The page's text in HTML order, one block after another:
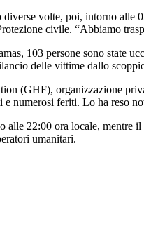
volte, poi, intorno alle
civile. “Abbiamo
103 persone sono state
delle vittime dallo
(GHF), organizzazione
numerosi feriti. Lo ha reso
alle 22:00 ora locale,
umanitari.